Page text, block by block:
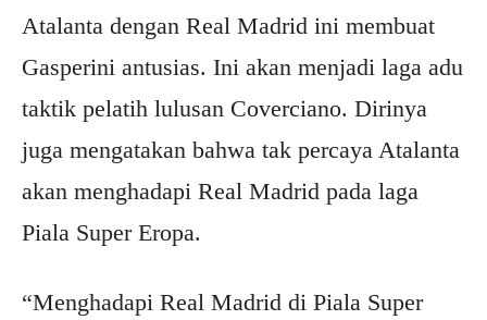
Atalanta dengan Real Madrid ini membuat
Gasperini antusias. Ini akan menjadi laga adu
taktik pelatih lulusan Coverciano. Dirinya
juga mengatakan bahwa tak percaya Atalanta
akan menghadapi Real Madrid pada laga
Piala Super Eropa.
“Menghadapi Real Madrid di Piala Super